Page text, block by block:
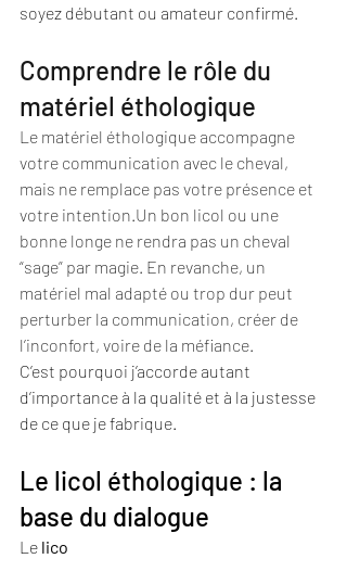
soyez débutant ou amateur confirmé.
Comprendre le rôle du
matériel éthologique
Le matériel éthologique accompagne
votre communication avec le cheval,
mais ne remplace pas votre présence et
votre intention.Un bon licol ou une
bonne longe ne rendra pas un cheval
“sage” par magie. En revanche, un
matériel mal adapté ou trop dur peut
perturber la communication, créer de
l’inconfort, voire de la méfiance.
C’est pourquoi j’accorde autant
d’importance à la qualité et à la justesse
de ce que je fabrique.
Le licol éthologique : la
base du dialogue
Le lico